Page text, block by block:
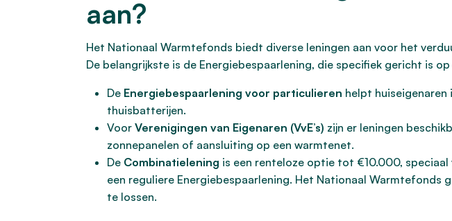
aan?
Het Nationaal Warmtefonds biedt diverse leningen aan voor het
De belangrijkste is de Energiebespaarlening, die specifiek gericht is
De Energiebespaarlening voor particulieren helpt huiseigenaren
thuisbatterijen.
Voor Verenigingen van Eigenaren (VvE’s) zijn er leningen
zonnepanelen of aansluiting op een warmtenet.
De Combinatielening is een renteloze optie tot €10.000,
een reguliere Energiebespaarlening. Het Nationaal
te lossen.